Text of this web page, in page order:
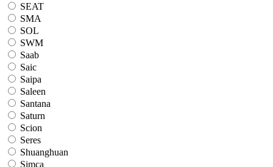
SEAT
SMA
SOL
SWM
Saab
Saic
Saipa
Saleen
Santana
Saturn
Scion
Seres
Shuanghuan
Simca